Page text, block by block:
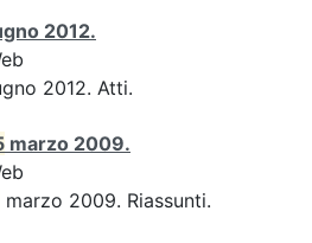
2012.
2012. Atti.
marzo 2009.
marzo 2009. Riassunti.